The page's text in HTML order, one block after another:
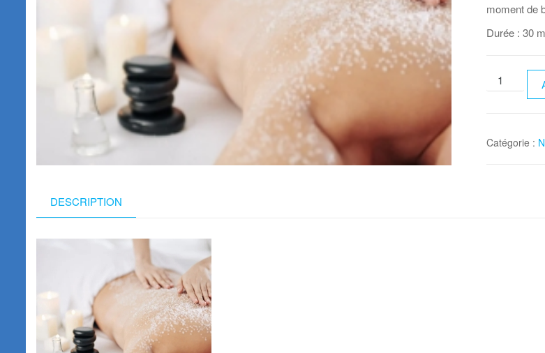
moment de
Durée : 30
quantité
de
sel
Catégorie :
DESCRIPTION